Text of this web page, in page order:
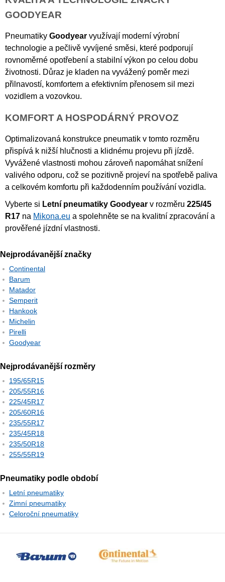
GOODYEAR
Pneumatiky Goodyear využívají moderní výrobní
technologie a pečlivě vyvíjené směsi, které podporují
rovnoměrné opotřebení a stabilní výkon po celou dobu
životnosti. Důraz je kladen na vyvážený poměr mezi
přilnavostí, komfortem a efektivním přenosem sil mezi
vozidlem a vozovkou.
KOMFORT A HOSPODÁRNÝ PROVOZ
Optimalizovaná konstrukce pneumatik v tomto rozměru
přispívá k nižší hlučnosti a klidnému projevu při jízdě.
Vyvážené vlastnosti mohou zároveň napomáhat snížení
valivého odporu, což se pozitivně projeví na spotřebě paliva
a celkovém komfortu při každodenním používání vozidla.
Vyberte si Letní pneumatiky Goodyear v rozměru 225/45
R17 na Mikona.eu a spolehněte se na kvalitní zpracování a
prověřené jízdní vlastnosti.
Nejprodávanější značky
Continental
Barum
Matador
Semperit
Hankook
Michelin
Pirelli
Goodyear
Nejprodávanější rozměry
195/65R15
205/55R16
225/45R17
205/60R16
235/55R17
235/45R18
235/50R18
255/55R19
Pneumatiky podle období
Letní pneumatiky
Zimní pneumatiky
Celoroční pneumatiky